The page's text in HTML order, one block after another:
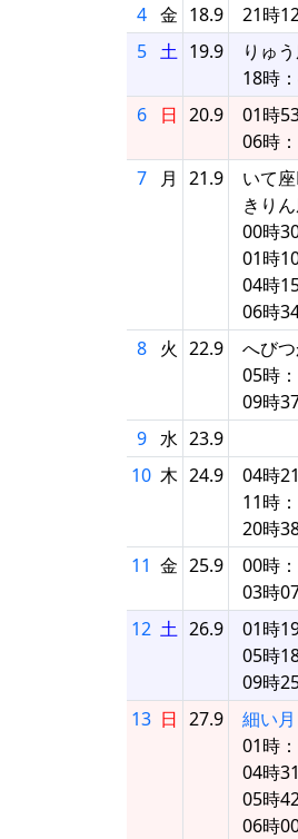
4 金 18.9
21時
5 土 19.9
りゅ
18時
6
日 20.9
01時
06時
7
月 21.9
いて
きり
00時
01時
04時
06時
8
火 22.9
へび
05時
09時
9 水 23.9
10 木 24.9
04時
11時
20時
11 金 25.9
00時
03時
12 土 26.9
01時
05時
09時
13 日 27.9
細い
01時：
04時
05時
06時